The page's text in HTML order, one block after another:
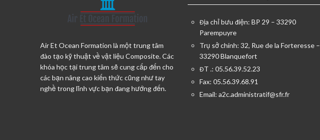
Air Et Ocean Formation là một trung tâm
đào tạo kỹ thuật về vật liệu Composite. Các
khóa học tại trung tâm sẽ cung cấp đến cho
các bạn nâng cao kiến thức cũng như tay
nghề trong lĩnh vực bạn đang hướng đến.
Địa chỉ bưu điện: BP 29 – 33290
Parempuyre
Trụ sở chính: 32, Rue de la Forteresse –
33290 Blanquefort
ĐT .: 05.56.39.52.23
Fax: 05.56.39.68.91
Email: a2c.administratif@sfr.fr